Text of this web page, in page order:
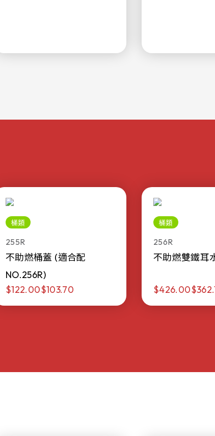
桶類
255R
不助燃桶蓋 (適合配
NO.256R)
$122.00$103.70
桶類
256R
不助燃雙鐵耳
$426.00